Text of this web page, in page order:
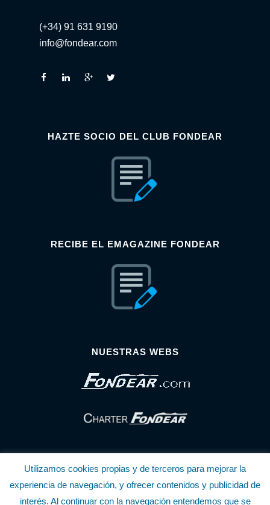
(+34) 91 631 9190
info@fondear.com
HAZTE SOCIO DEL CLUB FONDEAR
RECIBE EL EMAGAZINE FONDEAR
NUESTRAS WEBS
© Copyright Fondear, S.L.
Utilizamos cookies propias y de terceros para mejorar la
experiencia de navegación, y ofrecer contenidos y publicidad de
interés. Al continuar con la navegación entendemos que se